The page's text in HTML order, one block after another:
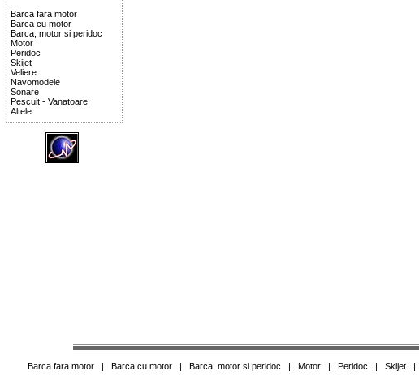
Barca fara motor
Barca cu motor
Barca, motor si peridoc
Motor
Peridoc
Skijet
Veliere
Navomodele
Sonare
Pescuit - Vanatoare
Altele
Barca fara motor| Barca cu motor| Barca, motor si peridoc | Motor| Peridoc | Skijet|